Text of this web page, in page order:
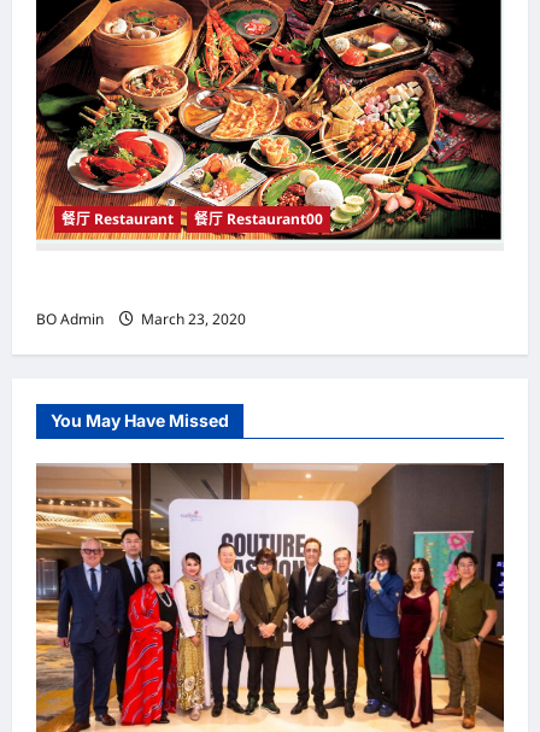
餐厅 Restaurant 餐厅 Restaurant00
BO Admin March 23, 2020
You May Have Missed